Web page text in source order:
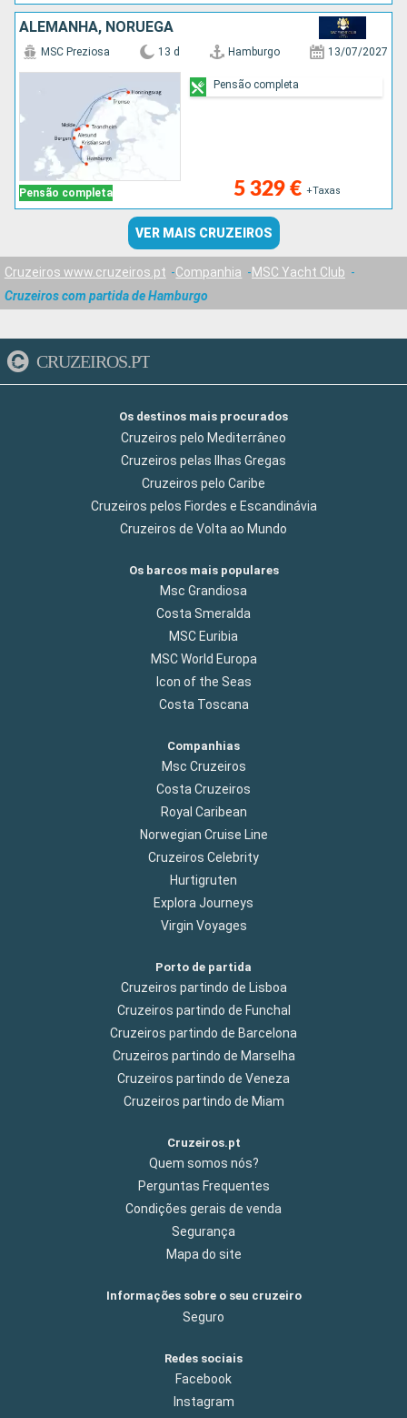
ALEMANHA, NORUEGA
Pensão completa
MSC Preziosa 13 d Hamburgo 13/07/2027
5 329 € +Taxas
Pensão completa
VER MAIS CRUZEIROS
Cruzeiros www.cruzeiros.pt Companhia
MSC Yacht Club
Cruzeiros com partida de Hamburgo
CRUZEIROS.PT
Os destinos mais procurados
Cruzeiros pelo Mediterrâneo
Cruzeiros pelas Ilhas Gregas
Cruzeiros pelo Caribe
Cruzeiros pelos Fiordes e Escandinávia
Cruzeiros de Volta ao Mundo
Os barcos mais populares
Msc Grandiosa
Costa Smeralda
MSC Euribia
MSC World Europa
Icon of the Seas
Costa Toscana
Companhias
Msc Cruzeiros
Costa Cruzeiros
Royal Caribean
Norwegian Cruise Line
Cruzeiros Celebrity
Hurtigruten
Explora Journeys
Virgin Voyages
Porto de partida
Cruzeiros partindo de Lisboa
Cruzeiros partindo de Funchal
Cruzeiros partindo de Barcelona
Cruzeiros partindo de Marselha
Cruzeiros partindo de Veneza
Cruzeiros partindo de Miam
Cruzeiros.pt
Quem somos nós?
Perguntas Frequentes
Condições gerais de venda
Segurança
Mapa do site
Informações sobre o seu cruzeiro
Seguro
Redes sociais
Facebook
Instagram